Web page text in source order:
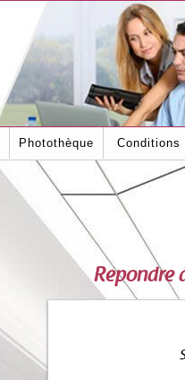
Photothèque Conditions
Répondre